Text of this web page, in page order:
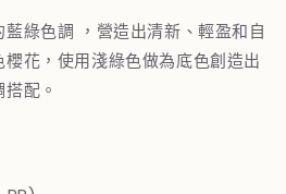
綠色調 ，營造出清新、輕盈和自
花，使用淺綠色做為底色創造出
配。